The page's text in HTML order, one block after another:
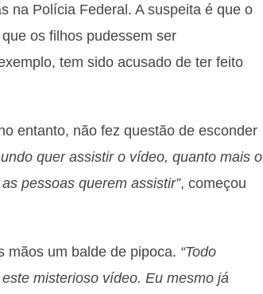
na Polícia Federal. A suspeita é que o
os filhos pudessem ser
tem sido acusado de ter feito
entanto, não fez questão de esconder
quer assistir o vídeo, quanto mais o
pessoas querem assistir”, começou
mãos um balde de pipoca. “Todo
misterioso vídeo. Eu mesmo já